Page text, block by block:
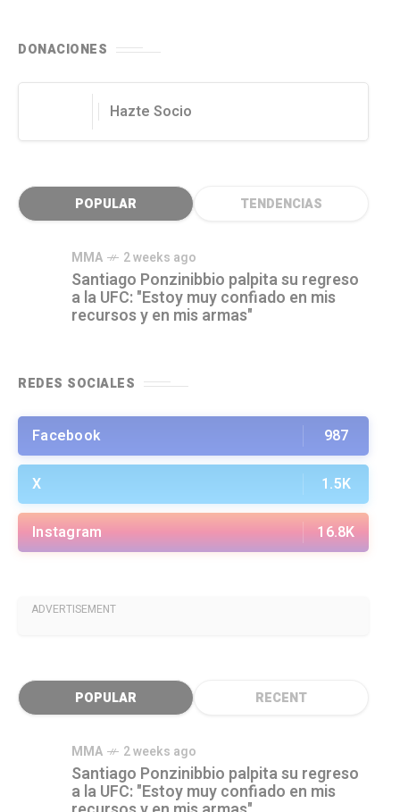
DONACIONES
Hazte Socio
POPULAR TENDENCIAS
MMA 2 weeks ago
Santiago Ponzinibbio palpita su regreso
a la UFC: "Estoy muy confiado en mis
recursos y en mis armas"
REDES SOCIALES
Facebook 987
X 1.5K
Instagram 16.8K
ADVERTISEMENT
POPULAR RECENT
MMA 2 weeks ago
Santiago Ponzinibbio palpita su regreso
a la UFC: "Estoy muy confiado en mis